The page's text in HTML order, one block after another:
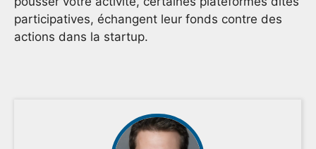
participatives, échangent leur fonds contre des
actions dans la startup.